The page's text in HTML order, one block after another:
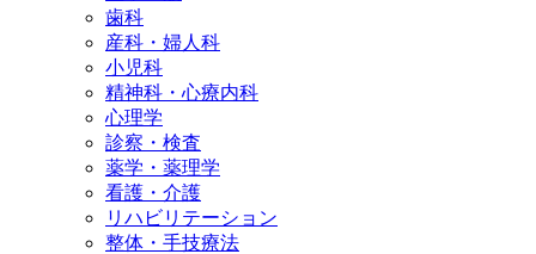
歯科
産科・婦人科
小児科
精神科・心療内科
心理学
診察・検査
薬学・薬理学
看護・介護
リハビリテーション
整体・手技療法